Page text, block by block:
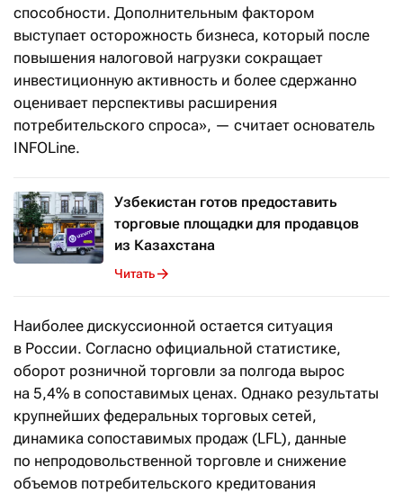
способности. Дополнительным фактором
выступает осторожность бизнеса, который после
повышения налоговой нагрузки сокращает
инвестиционную активность и более сдержанно
оценивает перспективы расширения
потребительского спроса», — считает основатель
INFOLine.
Узбекистан готов предоставить
торговые площадки для продавцов
из Казахстана
Читать
Наиболее дискуссионной остается ситуация
в России. Согласно официальной статистике,
оборот розничной торговли за полгода вырос
на 5,4% в сопоставимых ценах. Однако результаты
крупнейших федеральных торговых сетей,
динамика сопоставимых продаж (LFL), данные
по непродовольственной торговле и снижение
объемов потребительского кредитования